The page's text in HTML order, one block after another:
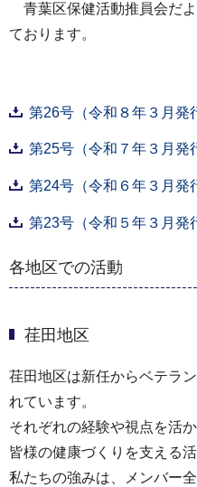
青葉区保健活動推員会だ
ております。
第26号（令和８年３月発
第25号（令和７年３月発
第24号（令和６年３月発
第23号（令和５年３月発
各地区での活動
荏田地区
荏田地区は新任からベテラ
れています。
それぞれの経験や視点を活
皆様の健康づくりを支える
私たちの強みは、メンバー